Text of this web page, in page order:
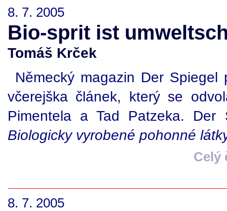
8. 7. 2005
Bio-sprit ist
Tomáš Krček
Německý magazin Der
včerejška článek, který se
Pimentela a Tad Patzeka.
Biologicky vyrobené pohonné
Celý
8. 7. 2005